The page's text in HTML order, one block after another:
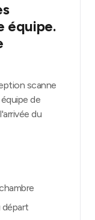
équipe.
scanne
de
du